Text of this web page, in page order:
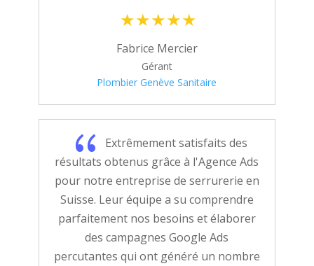
Fabrice Mercier
Gérant
Plombier Genève Sanitaire
{
Extrêmement satisfaits des
résultats obtenus grâce à l'Agence Ads
pour notre entreprise de serrurerie en
Suisse. Leur équipe a su comprendre
parfaitement nos besoins et élaborer
des campagnes Google Ads
percutantes qui ont généré un nombre